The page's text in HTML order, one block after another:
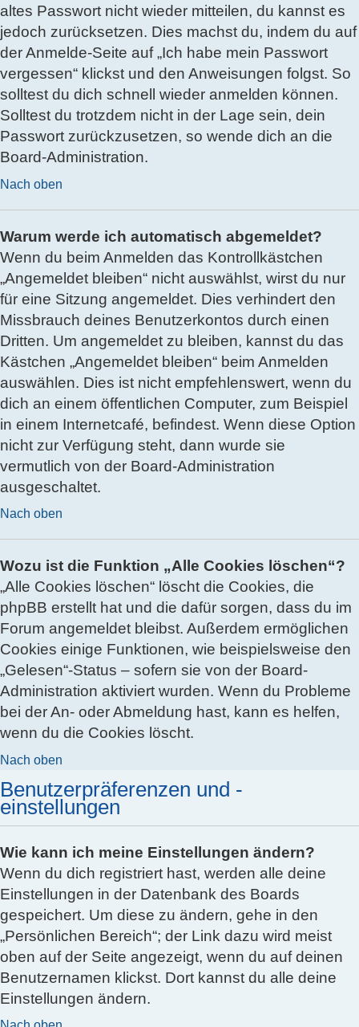
altes Passwort nicht wieder mitteilen, du kannst es
jedoch zurücksetzen. Dies machst du, indem du auf
der Anmelde-Seite auf „Ich habe mein Passwort
vergessen“ klickst und den Anweisungen folgst. So
solltest du dich schnell wieder anmelden können.
Solltest du trotzdem nicht in der Lage sein, dein
Passwort zurückzusetzen, so wende dich an die
Board-Administration.
Nach oben
Warum werde ich automatisch abgemeldet?
Wenn du beim Anmelden das Kontrollkästchen
„Angemeldet bleiben“ nicht auswählst, wirst du nur
für eine Sitzung angemeldet. Dies verhindert den
Missbrauch deines Benutzerkontos durch einen
Dritten. Um angemeldet zu bleiben, kannst du das
Kästchen „Angemeldet bleiben“ beim Anmelden
auswählen. Dies ist nicht empfehlenswert, wenn du
dich an einem öffentlichen Computer, zum Beispiel
in einem Internetcafé, befindest. Wenn diese Option
nicht zur Verfügung steht, dann wurde sie
vermutlich von der Board-Administration
ausgeschaltet.
Nach oben
Wozu ist die Funktion „Alle Cookies löschen“?
„Alle Cookies löschen“ löscht die Cookies, die
phpBB erstellt hat und die dafür sorgen, dass du im
Forum angemeldet bleibst. Außerdem ermöglichen
Cookies einige Funktionen, wie beispielsweise den
„Gelesen“-Status – sofern sie von der Board-
Administration aktiviert wurden. Wenn du Probleme
bei der An- oder Abmeldung hast, kann es helfen,
wenn du die Cookies löscht.
Nach oben
Benutzerpräferenzen und -
einstellungen
Wie kann ich meine Einstellungen ändern?
Wenn du dich registriert hast, werden alle deine
Einstellungen in der Datenbank des Boards
gespeichert. Um diese zu ändern, gehe in den
„Persönlichen Bereich“; der Link dazu wird meist
oben auf der Seite angezeigt, wenn du auf deinen
Benutzernamen klickst. Dort kannst du alle deine
Einstellungen ändern.